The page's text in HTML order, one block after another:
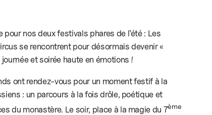
pour nos deux festivals phares de l’été : Les
se rencontrent pour désormais devenir «
et soirée haute en émotions !
ont rendez-vous pour un moment festif à la
: un parcours à la fois drôle, poétique et
du monastère. Le soir, place à la magie du 7ème